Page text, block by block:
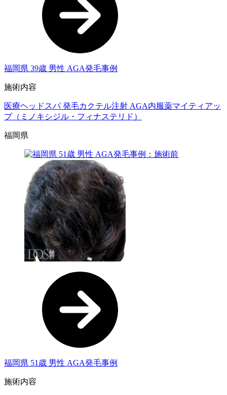
福岡県 39歳 男性 AGA発毛事例
施術内容
医療ヘッドスパ発毛カクテル注射 AGA内服薬マイティアッ
プ（ミノキシジル・フィナステリド）
福岡県
福岡県 51歳 男性 AGA発毛事例
施術内容